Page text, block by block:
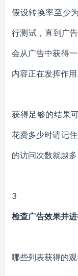
假设转换率至少
行测试，直到广
会从广告中获得
内容正在发挥作用
获得足够的结果
花费多少时请记
的访问次数就越
3
检查广告效果并
哪些列表获得的